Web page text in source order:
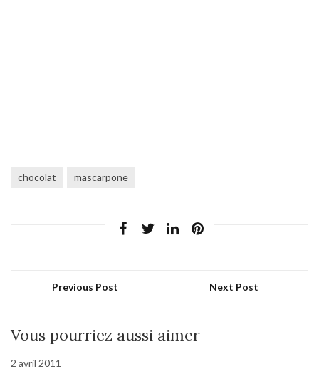
chocolat mascarpone
Previous Post Next Post
Vous pourriez aussi aimer
2 avril 2011